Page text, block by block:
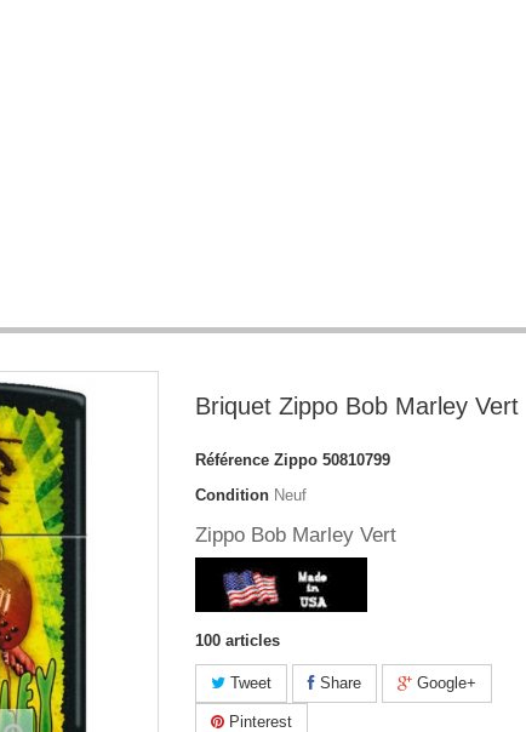
Briquet Zippo Bob Marley Vert
Référence Zippo 50810799
Condition Neuf
Zippo Bob Marley Vert
100 articles
Tweet Share Google+
Pinterest